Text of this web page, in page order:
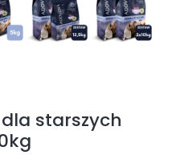
dla starszych